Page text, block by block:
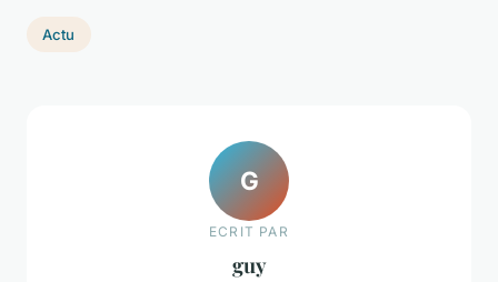
Actu
G
ECRIT PAR
guy